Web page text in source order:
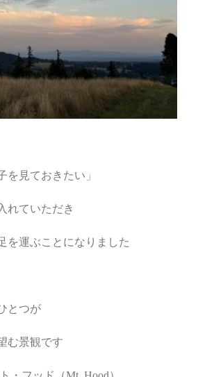
を見ておきたい」
れていただき
を運ぶことになりました
とつが
む景観です